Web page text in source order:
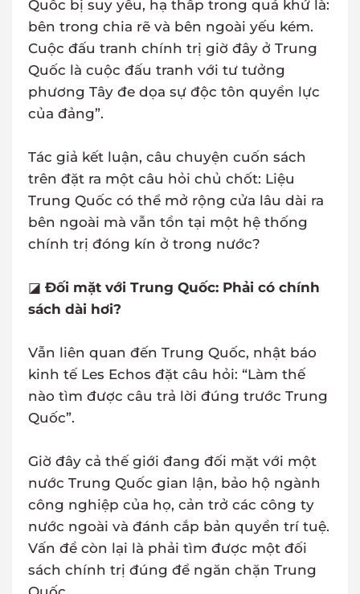
Quốc bị suy yếu, hạ thấp trong quá khứ là:
bên trong chia rẽ và bên ngoài yếu kém.
Cuộc đấu tranh chính trị giờ đây ở Trung
Quốc là cuộc đấu tranh với tư tưởng
phương Tây đe dọa sự độc tôn quyền lực
của đảng”.
Tác giả kết luận, câu chuyện cuốn sách
trên đặt ra một câu hỏi chủ chốt: Liệu
Trung Quốc có thể mở rộng cửa lâu dài ra
bên ngoài mà vẫn tồn tại một hệ thống
chính trị đóng kín ở trong nước?
◪ Đối mặt với Trung Quốc: Phải có chính
sách dài hơi?
Vẫn liên quan đến Trung Quốc, nhật báo
kinh tế Les Echos đặt câu hỏi: “Làm thế
nào tìm được câu trả lời đúng trước Trung
Quốc”.
Giờ đây cả thế giới đang đối mặt với một
nước Trung Quốc gian lận, bảo hộ ngành
công nghiệp của họ, cản trở các công ty
nước ngoài và đánh cắp bản quyền trí tuệ.
Vấn đề còn lại là phải tìm được một đối
sách chính trị đúng để ngăn chặn Trung